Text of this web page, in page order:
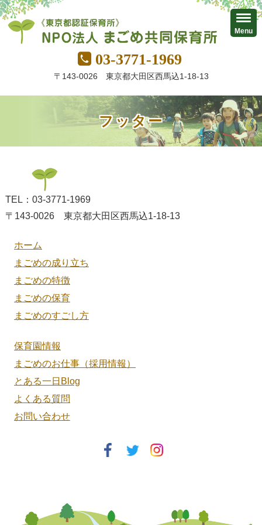
03-3771-1969
〒143-0026 東京都大田区西馬込1-18-13
フッター
TEL：03-3771-1969
〒143-0026 東京都大田区西馬込1-18-13
ホーム
まごめの成り立ち
まごめの特徴
まごめの保育
まごめのすごし方
保育園情報
まごめのお仕事（採用情報）
とある一日Blog
よくある質問
お問い合わせ
Menu